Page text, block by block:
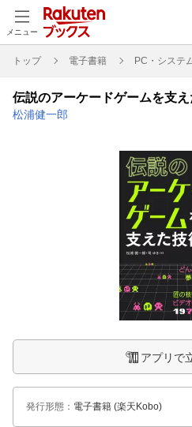
メニュー
トップ 電子書籍 PC・システ
伝説のアーケードゲームを支
松浦健一郎
アプリで
発行形態 ： 電子書籍 (楽天Kobo)